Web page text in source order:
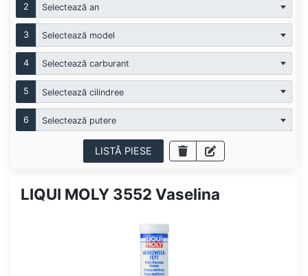
2 Selectează an
3 Selectează model
4 Selectează carburant
5 Selectează cilindree
6 Selectează putere
LISTĂ PIESE
LIQUI MOLY 3552 Vaselina